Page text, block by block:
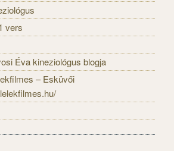
vers
Éva kineziológus blogja
– Esküvői